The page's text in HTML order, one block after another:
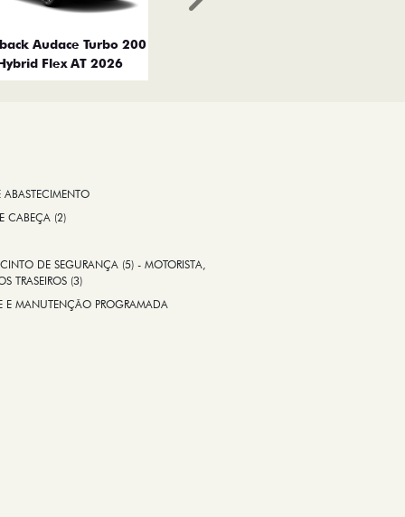
Audace Turbo 200
Flex AT 2026
Próximo
ABASTECIMENTO
CABEÇA (2)
DE SEGURANÇA (5) - MOTORISTA,
TRASEIROS (3)
E MANUTENÇÃO PROGRAMADA